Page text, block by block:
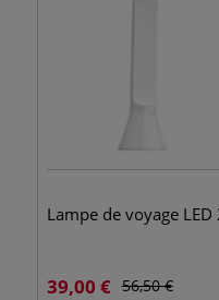
Lampe de voyage LED
39,00 € 56,50€